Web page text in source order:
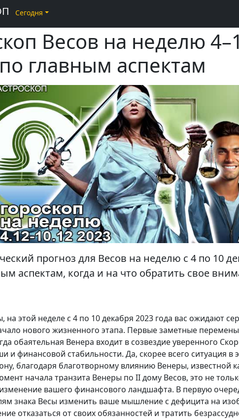
Весов на неделю
главным аспектам
прогноз для Весов на неделю с 4 по 10
аспектам, когда и на что обратить свое
на этой неделе с 4 по 10 декабря 2023 года вас ожидают
нового жизненного этапа. Первые заметные
обаятельная Венера входит в созвездие уверенного
и финансовой стабильности. Да, скорее всего ситуация в
благодаря благотворному влиянию Венеры, известной
начала транзита Венеры по II дому Весов, это не
вашего финансового ландшафта. В первую
знака Весы изменить ваше мышление с дефицита на
отказаться от своих обязанностей и тратить
Сегодня